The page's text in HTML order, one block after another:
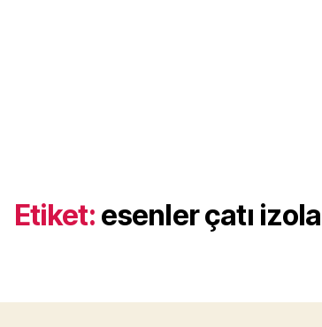
Etiket: esenler çatı